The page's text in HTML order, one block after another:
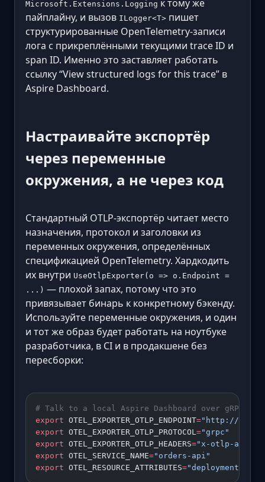
Microsoft.Extensions.Logging к тому же
пайплайну, и вызов ILogger<T> пишет
структурированные OpenTelemetry-записи
лога с прикреплёнными текущими trace ID и
span ID. Именно это заставляет работать
ссылку “View structured logs for this trace” в
Aspire Dashboard.
Настраивайте экспортёр
через переменные
окружения, а не через код
Стандартный OTLP-экспортёр читает место
назначения, протокол и заголовки из
переменных окружения, определённых
спецификацией OpenTelemetry. Хардкодить
их внутри UseOtlpExporter(o => o.Endpoint =
...) — плохой запах, потому что это
привязывает бинарь к конкретному бэкенду.
Используйте переменные окружения, и один
и тот же образ будет работать на ноутбуке
разработчика, в CI и в продакшене без
пересборки:
# Talk to a local Aspire Dashboard over gRPC
export OTEL_EXPORTER_OTLP_ENDPOINT="http://
export OTEL_EXPORTER_OTLP_PROTOCOL="grpc"
export OTEL_EXPORTER_OTLP_HEADERS="x-otlp-api-
export OTEL_SERVICE_NAME="orders-api"
export OTEL_RESOURCE_ATTRIBUTES=